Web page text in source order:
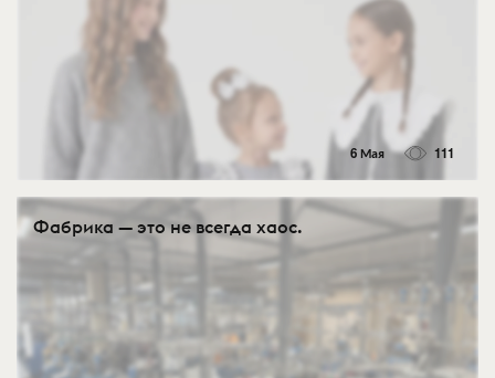
6 Мая 111
Фабрика — это не всегда хаос.